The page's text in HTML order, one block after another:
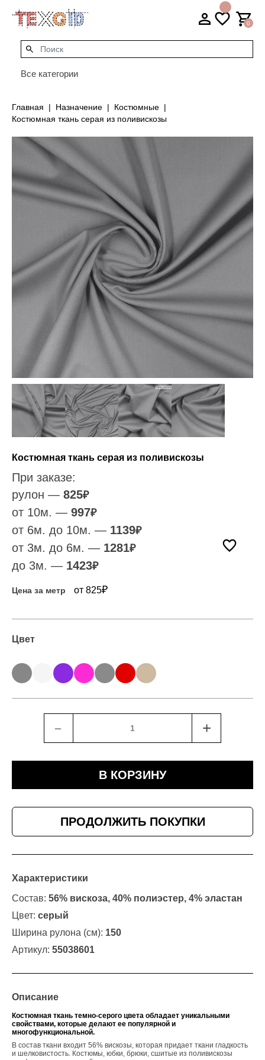
0
Все категории
Главная Назначение
Костюмные
Костюмная ткань серая из поливискозы
Костюмная ткань серая из поливискозы
При заказе:
рулон — 825₽
от 10м. — 997₽
от 6м. до 10м. — 1139₽
от 3м. до 6м. — 1281₽
до 3м. — 1423₽
Цена за метр от 825₽
Цвет
﹣ +
В КОРЗИНУ
ПРОДОЛЖИТЬ ПОКУПКИ
Характеристики
Состав: 56% вискоза, 40% полиэстер, 4% эластан
Цвет: серый
Ширина рулона (см): 150
Артикул: 55038601
Описание
Костюмная ткань темно-серого цвета обладает уникальными
свойствами, которые делают ее популярной и
многофункциональной.
В состав ткани входит 56% вискозы, которая придает ткани гладкость
и шелковистость. Костюмы, юбки, брюки, сшитые из поливискозы